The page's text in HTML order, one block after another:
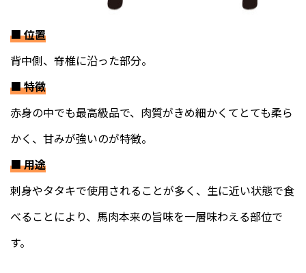
■位置
背中側、脊椎に沿った部分。
■特徴
赤身の中でも最高級品で、肉質がきめ細かくてとても柔ら
かく、甘みが強いのが特徴。
■用途
刺身やタタキで使用されることが多く、生に近い状態で食
べることにより、馬肉本来の旨味を一層味わえる部位で
す。